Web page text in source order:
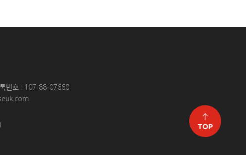
번호 : 107-88-07660